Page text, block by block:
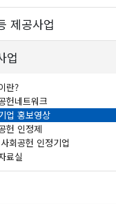
제공사업
업
란?
헌네트워크
업 홍보영상
헌 인정제
회공헌 인정기업
료실